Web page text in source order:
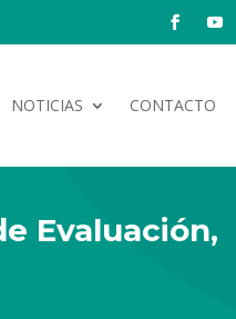
NOTICIAS CONTACTO
Evaluación,